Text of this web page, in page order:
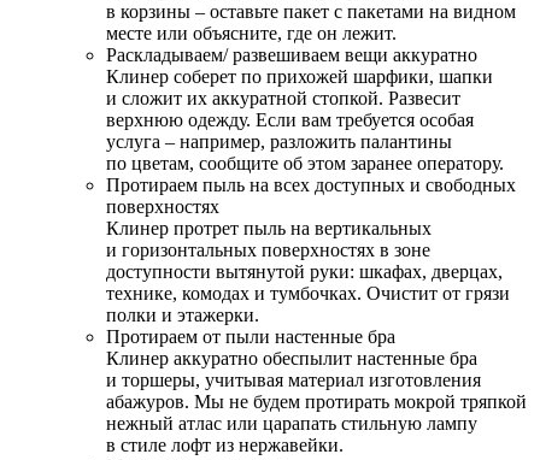
в корзины – оставьте пакет с пакетами на видном
месте или объясните, где он лежит.
Раскладываем/ развешиваем вещи аккуратно
Клинер соберет по прихожей шарфики, шапки
и сложит их аккуратной стопкой. Развесит
верхнюю одежду. Если вам требуется особая
услуга – например, разложить палантины
по цветам, сообщите об этом заранее оператору.
Протираем пыль на всех доступных и свободных
поверхностях
Клинер протрет пыль на вертикальных
и горизонтальных поверхностях в зоне
доступности вытянутой руки: шкафах, дверцах,
технике, комодах и тумбочках. Очистит от грязи
полки и этажерки.
Протираем от пыли настенные бра
Клинер аккуратно обеспылит настенные бра
и торшеры, учитывая материал изготовления
абажуров. Мы не будем протирать мокрой тряпкой
нежный атлас или царапать стильную лампу
в стиле лофт из нержавейки.